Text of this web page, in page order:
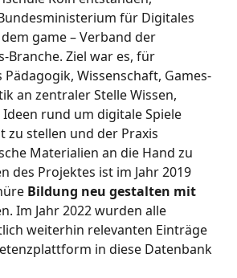
für Digitales
game – Verband der
Branche. Ziel war es, für
Wissenschaft, Games-
an zentraler Stelle Wissen,
rund um digitale Spiele
stellen und der Praxis
Materialien an die Hand zu
des Projektes ist im Jahr 2019
Bildung neu gestalten mit
Im Jahr 2022 wurden alle
weiterhin relevanten Einträge
in diese Datenbank